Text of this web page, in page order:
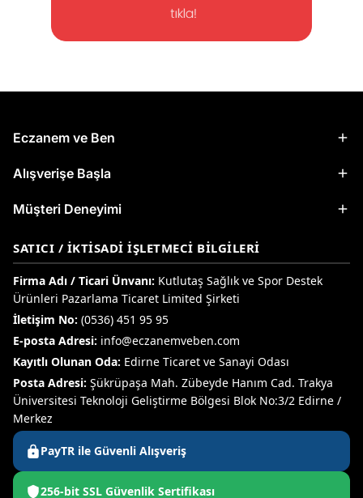
Eczanem ve Ben
Alışverişe Başla
Müşteri Deneyimi
SATICI / İKTISADI İŞLETMECI BILGILERI
Firma Adı / Ticari Ünvanı: Kutlutaş Sağlık ve Spor Destek
Ürünleri Pazarlama Ticaret Limited Şirketi
İletişim No: (0536) 451 95 95
E-posta Adresi: info@eczanemveben.com
Kayıtlı Olunan Oda: Edirne Ticaret ve Sanayi Odası
Posta Adresi: Şükrüpaşa Mah. Zübeyde Hanım Cad. Trakya
Üniversitesi Teknoloji Geliştirme Bölgesi Blok No:3/2 Edirne /
Merkez
PayTR ile Güvenli Alışveriş
256-bit SSL Güvenlik Sertifikası